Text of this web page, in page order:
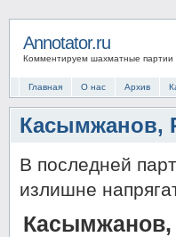
Annotator.ru
Комментируем шахматные партии
Главная О нас Архив
Касымжанов,
В последней
излишне
Касымжанов,